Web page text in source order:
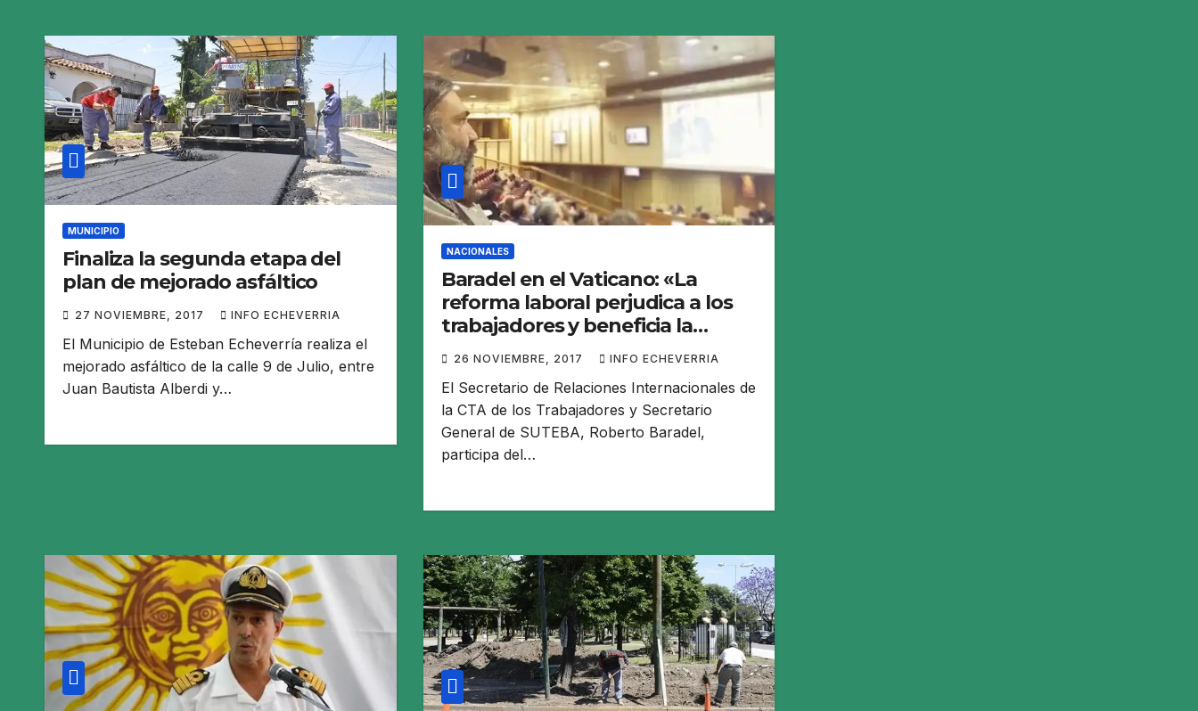
MUNICIPIO
Finaliza la segunda etapa del
plan de mejorado asfáltico
27 NOVIEMBRE, 2017 INFO ECHEVERRIA
El Municipio de Esteban Echeverría realiza el
mejorado asfáltico de la calle 9 de Julio, entre
Juan Bautista Alberdi y…
NACIONALES
Baradel en el Vaticano: «La
reforma laboral perjudica a los
trabajadores y beneficia la
concentración del capital y a las
corporaciones»
26 NOVIEMBRE, 2017 INFO ECHEVERRIA
El Secretario de Relaciones Internacionales de
la CTA de los Trabajadores y Secretario
General de SUTEBA, Roberto Baradel,
participa del…